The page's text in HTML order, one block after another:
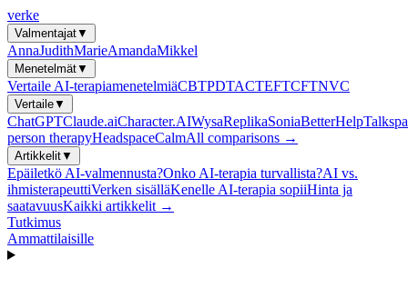
verke
Valmentajat▼
AnnaJudithMarieAmandaMikkel
Menetelmät▼
Vertaile AI-terapiamenetelmiäCBTPDTACTEFTCFTNVC
Vertaile▼
ChatGPTClaude.aiCharacter.AIWysaReplikaSoniaBetterHelp
person therapyHeadspaceCalmAll comparisons →
Artikkelit▼
Epäiletkö AI-valmennusta?Onko AI-terapia turvallista?AI vs.
ihmisterapeuttiVerken sisälläKenelle AI-terapia sopiiHinta ja
saatavuusKaikki artikkelit →
Tutkimus
Ammattilaisille